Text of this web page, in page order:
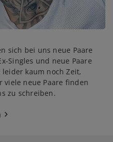
sich bei uns neue Paare
Singles und neue Paare
kaum noch Zeit,
viele neue Paare finden
zu schreiben.